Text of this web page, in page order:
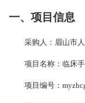
一、项目信息
采购人：眉山市
项目名称：临床
项目编号：